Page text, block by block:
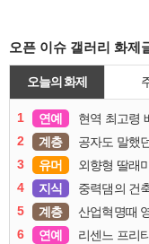
오픈 이슈 갤러리 화제
오늘의 화제
1 연예 현역 최고령
2
계층 공자도 말했
3
유머 외향형 딸래
4
지식 중력댐의 건
5
계층 산업혁명때
6
연예 리센느 프리